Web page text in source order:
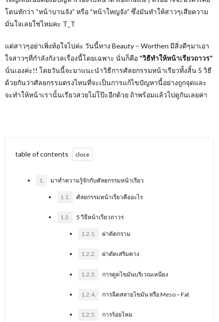
โดนทักว่า “หน้าบานจัง” หรือ “หน้าใหญจัง” ซึ่งมันทำให้สาวๆเสียความ
มั่นใจเลยใช่ไหมคะ T_T
แต่สาวๆอย่าเพิ่งท้อใจไปค่ะ วันนี้ทาง Beauty – Worthen มีสิ่งดีๆมาเอา
ใจสาวๆที่กำลังกังวลเรื่องนี้โดยเฉพาะ นั่นก็คือ “วิธีทำให้หน้าเรียวถาวร”
นั่นเองค่ะ!! โดยวันนี้จะมาแนะนำวิธีการศัลยกรรมหน้าเรียวทั้งสิ้น 5 วิธี
ด้วยกันว่าศัลยกรรมตรงไหนที่จะเป็นการแก้ไขปัญหานี้อย่างถูกจุดและ
จะทำให้หน้าเรานั้นเรียวสวยไม่โป๊ะอีกด้วย ถ้าพร้อมแล้วไปดูกันเลยค่า
table of contents
1. มาทำความรู้จักกับศัลยกรรมหน้าเรียว
1.1. ศัลยกรรมหน้าเรียวคืออะไร
1.2. 5 วิธีหน้าเรียวถาวร
1.2.1. ผ่าตัดกราม
1.2.2. ผ่าตัดเสริมคาง
1.2.3. การดูดไขมันบริเวณเหนียง
1.2.4. การฉีดสลายไขมัน หรือ Meso – Fat
1.2.5. การร้อยไหม